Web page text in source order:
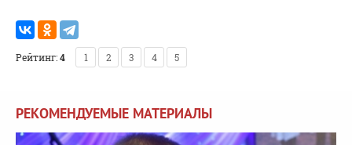
Рейтинг:4 1 2 3 4 5
РЕКОМЕНДУЕМЫЕ МАТЕРИАЛЫ